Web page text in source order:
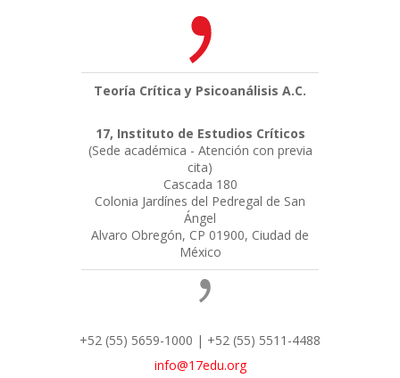
Teoría Crítica y Psicoanálisis A.C.
17, Instituto de Estudios Críticos
(Sede académica - Atención con previa
cita)
Cascada 180
Colonia Jardínes del Pedregal de San
Ángel
Alvaro Obregón, CP 01900, Ciudad de
México
+52 (55) 5659-1000 | +52 (55) 5511-4488
info@17edu.org